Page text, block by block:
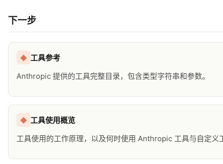
下一步
◆ 工具参考
Anthropic 提供的工具完整目录，包含类型字符串和参数。
◆ 工具使用概览
工具使用的工作原理，以及何时使用 Anthropic 工具与自定义